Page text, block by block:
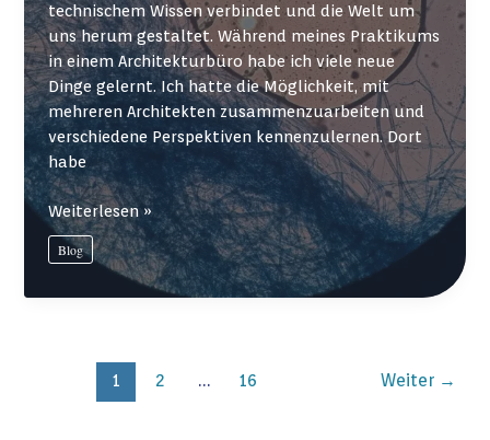
technischem Wissen verbindet und die Welt um
uns herum gestaltet. Während meines Praktikums
in einem Architekturbüro habe ich viele neue
Dinge gelernt. Ich hatte die Möglichkeit, mit
mehreren Architekten zusammenzuarbeiten und
verschiedene Perspektiven kennenzulernen. Dort
habe
Das
Praktikum
in
Erfahrungsberichte
Weiterlesen »
Blog
1 2 … 16 Weiter →